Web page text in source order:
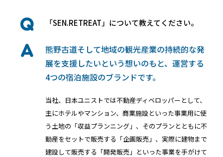
インタビュー「SEN.RETREAT」について教えてください。
熊野古道そして地域の観光産業の持続的な発
展を支援したいという想いのもと、運営する
4つの宿泊施設のブランドです。
当社、日本ユニストでは不動産ディベロッパーとして、
主にホテルやマンション、商業施設といった事業用に使
う土地の「収益プランニング」、そのプランとともに不
動産をセットで販売する「企画販売」、実際に建物まで
建設して販売する「開発販売」といった事業を手がけて
Apple ウォレットを使った宿泊施設のキーレス化と
は？
ホーム